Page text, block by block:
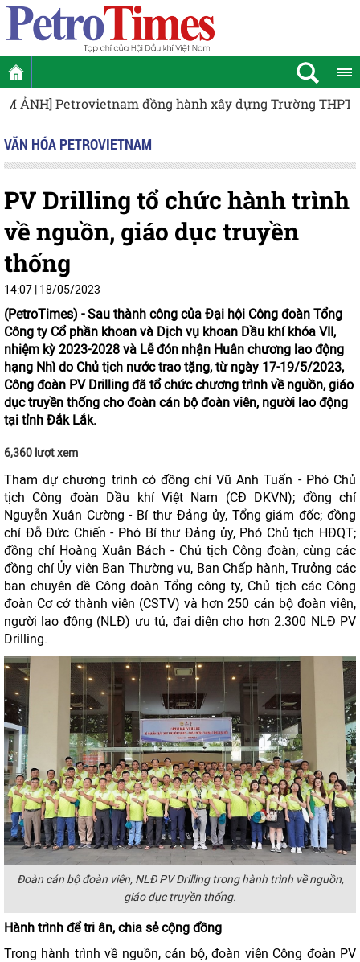
Petrovietnam chung tay cùng Nghệ An xây dựng Trường
VĂN HÓA PETROVIETNAM
PV Drilling tổ chức hành trình
về nguồn, giáo dục truyền
thống
14:07 | 18/05/2023
(PetroTimes) -Sau thành công của Đại hội Công đoàn Tổng
Công ty Cổ phần khoan và Dịch vụ khoan Dầu khí khóa VII,
nhiệm kỳ 2023-2028 và Lễ đón nhận Huân chương lao động
hạng Nhì do Chủ tịch nước trao tặng, từ ngày 17-19/5/2023,
Công đoàn PV Drilling đã tổ chức chương trình về nguồn, giáo
dục truyền thống cho đoàn cán bộ đoàn viên, người lao động
tại tỉnh Đắk Lắk.
6,360 lượt xem
Tham dự chương trình có đồng chí Vũ Anh Tuấn - Phó Chủ
tịch Công đoàn Dầu khí Việt Nam (CĐ DKVN); đồng chí
Nguyễn Xuân Cường - Bí thư Đảng ủy, Tổng giám đốc; đồng
chí Đỗ Đức Chiến - Phó Bí thư Đảng ủy, Phó Chủ tịch HĐQT;
đồng chí Hoàng Xuân Bách - Chủ tịch Công đoàn; cùng các
đồng chí Ủy viên Ban Thường vụ, Ban Chấp hành, Trưởng các
ban chuyên đề Công đoàn Tổng công ty, Chủ tịch các Công
đoàn Cơ cở thành viên (CSTV) và hơn 250 cán bộ đoàn viên,
người lao động (NLĐ) ưu tú, đại diện cho hơn 2.300 NLĐ PV
Drilling.
Đoàn cán bộ đoàn viên, NLĐ PV Drilling trong hành trình về nguồn,
giáo dục truyền thống.
Hành trình để tri ân, chia sẻ cộng đồng
Trong hành trình về nguồn, cán bộ, đoàn viên Công đoàn PV